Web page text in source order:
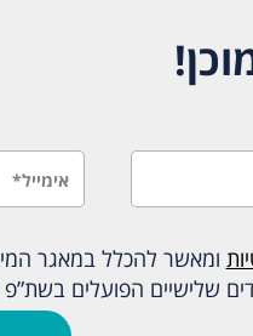
ומאשר להכלל במאגר
שלישיים הפועלים בשת”פ